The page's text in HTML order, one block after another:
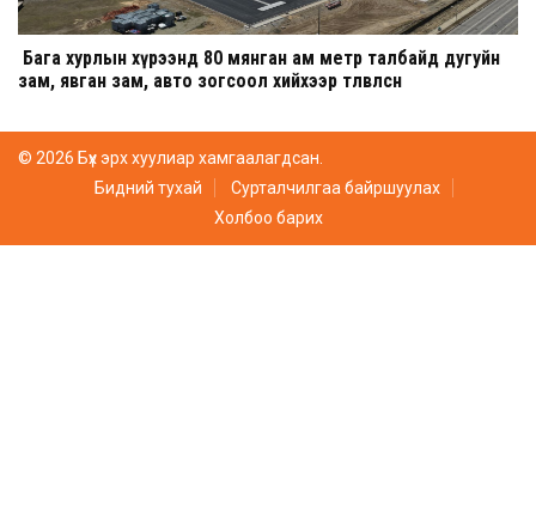
Бага хурлын хүрээнд 80 мянган ам метр талбайд дугуйн
зам, явган зам, авто зогсоол хийхээр төлөвлөсөн
© 2026 Бүх эрх хуулиар хамгаалагдсан.
Бидний тухай
Сурталчилгаа байршуулах
Холбоо барих